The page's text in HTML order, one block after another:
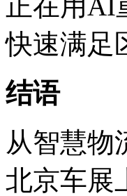
快速满足
结语
从智慧物
北京车展